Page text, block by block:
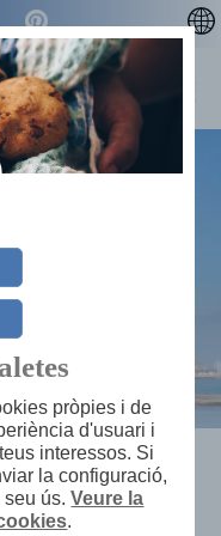
ENGLISH
ESPAÑOL
FRANÇAIS
Sitgestiu - Ethos
pròpies i de
d'usuari i
interessos. Si
la configuració,
seu ús.Veure la
.